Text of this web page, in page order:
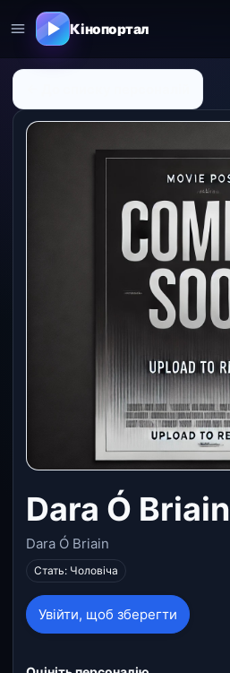
Кінопортал
Dara Ó Briain
Dara Ó Briain
Стать: Чоловіча
Увійти, щоб зберегти